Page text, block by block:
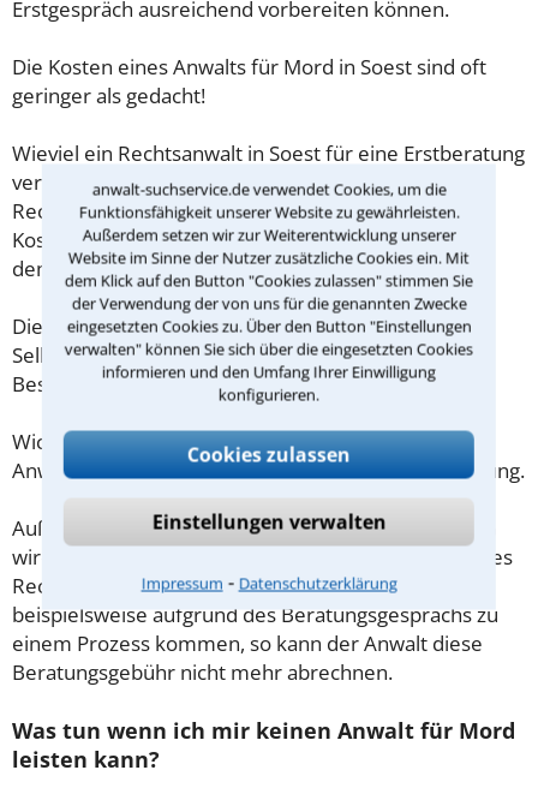
anwalt-suchservice.de verwendet Cookies, um die
Funktionsfähigkeit unserer Website zu gewährleisten.
Außerdem setzen wir zur Weiterentwicklung unserer
Website im Sinne der Nutzer zusätzliche Cookies ein. Mit
dem Klick auf den Button "Cookies zulassen" stimmen Sie
der Verwendung der von uns für die genannten Zwecke
eingesetzten Cookies zu. Über den Button "Einstellungen
verwalten" können Sie sich über die eingesetzten Cookies
informieren und den Umfang Ihrer Einwilligung
konfigurieren.
Cookies zulassen
Einstellungen verwalten
Impressum ⁃ Datenschutzerklärung
Erstgespräch ausreichend vorbereiten können.
Die Kosten eines Anwalts für Mord in Soest sind oft
geringer als gedacht!
Wieviel ein Rechtsanwalt in Soest für eine Erstberatung
verlangen darf, ist in §34 des
Rechtsanwaltsvergütungsgesetz (RVG) geregelt. Die
Kosten für das erste Beratungsgespräch betragen
demnach maximal 190,00 € zzgl. MwSt.
Diese Regelung gilt jedoch nur für Verbraucher. Für
Selbstständige oder Freiberufler gilt diese
Beschränkung nicht.
Wichtig daher: Klären Sie die Kostenfrage mit Ihrem
Anwalt aus Soest schon zu Beginn der ersten Beratung.
Außerdem gut zu wissen: Gemäß § 34 Absatz 2 RVG
wird die Beratungsgebühr auf weitere Tätigkeiten des
Rechtsanwalts angerechnet. Sollte es also
beispielsweise aufgrund des Beratungsgesprächs zu
einem Prozess kommen, so kann der Anwalt diese
Beratungsgebühr nicht mehr abrechnen.
Was tun wenn ich mir keinen Anwalt für Mord
leisten kann?